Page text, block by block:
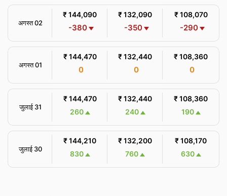
अगस्त 02
₹ 144,090
-380
₹ 132,090
-350
₹ 108,070
-290
अगस्त 01
₹ 144,470
0
₹ 132,440
0
₹ 108,360
0
जुलाई 31
₹ 144,470
260
₹ 132,440
240
₹ 108,360
190
जुलाई 30
₹ 144,210
830
₹ 132,200
760
₹ 108,170
630